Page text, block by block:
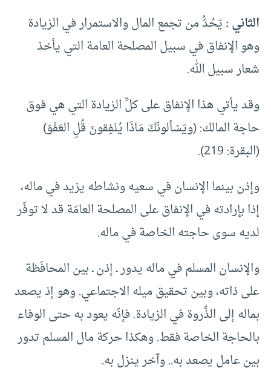
الثاني :يَحُدُّ من تجمع المال والاستمرار في الزيادة
وهو الإنفاق في سبيل المصلحة العامة التي يأخذ
شعار سبيل الله.
وقد يأتي هذا الإنفاق على كلِّ الزيادة التي هي فوق
حاجة المالك: (ويَسْألونَكَ مَاذَا يُنْفِقونَ قُلِ العَفْوَ)
(البقرة: 219).
وإذن بينما الإنسان في سعيه ونشاطه يزيد في ماله،
إذا بإرادته في الإنفاق على المصلحة العامّة قد لا توفّر
لديه سوى حاجته الخاصة في ماله.
والإنسان المسلم في ماله يدور ـ إذن ـ بين المحافَظة
على ذاته، وبين تحقيق ميله الاجتماعي. وهو إذ يصعد
بماله إلى الذِّروة في الزيادة. فإنّه يعود به حتى الوفاء
بالحاجة الخاصة فقط. وهكذا حركة مال المسلم تدور
بين عامل يصعد به.. وآخر ينزل به.